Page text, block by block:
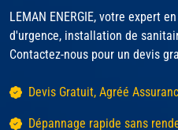
LEMAN ENERGIE, votre expert
d'urgence, installation de
Contactez-nous pour un devis
Devis Gratuit, Agréé
Dépannage rapide sans